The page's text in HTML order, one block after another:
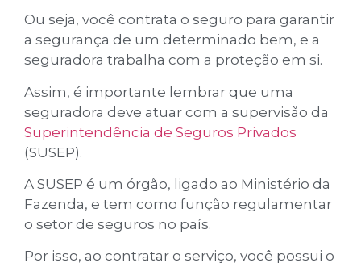
Ou seja, você contrata o seguro para garantir
a segurança de um determinado bem, e a
seguradora trabalha com a proteção em si.
Assim, é importante lembrar que uma
seguradora deve atuar com a supervisão da
Superintendência de Seguros Privados
(SUSEP).
A SUSEP é um órgão, ligado ao Ministério da
Fazenda, e tem como função regulamentar
o setor de seguros no país.
Por isso, ao contratar o serviço, você possui o